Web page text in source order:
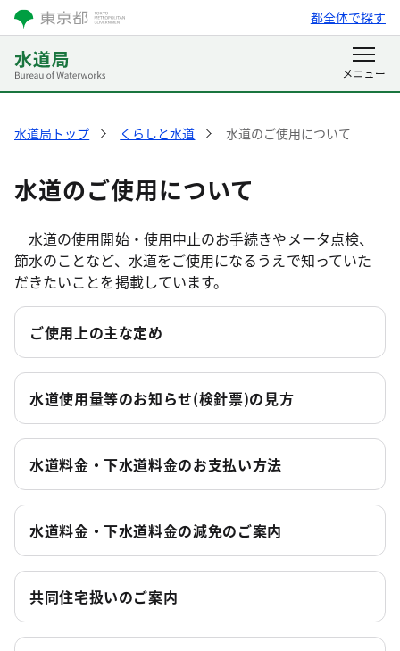
都全体で探す
水道局トップ くらしと水道 水道のご使用について
水道のご使用について
水道の使用開始・使用中止のお手続きやメータ点検、
節水のことなど、水道をご使用になるうえで知っていた
だきたいことを掲載しています。
ご使用上の主な定め
水道使用量等のお知らせ(検針票)の見方
水道料金・下水道料金のお支払い方法
水道料金・下水道料金の減免のご案内
共同住宅扱いのご案内